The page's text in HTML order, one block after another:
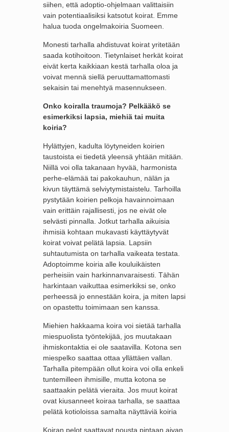
siihen, että adoptio-ohjelmaan valittaisiin
vain potentiaalisiksi katsotut koirat. Emme
halua tuoda ongelmakoiria Suomeen.
Monesti tarhalla ahdistuvat koirat yritetään
saada kotihoitoon. Tietynlaiset herkät koirat
eivät kerta kaikkiaan kestä tarhalla oloa ja
voivat mennä siellä peruuttamattomasti
sekaisin tai menehtyä masennukseen.
Onko koiralla traumoja? Pelkääkö se
esimerkiksi lapsia, miehiä tai muita
koiria?
Hylättyjen, kadulta löytyneiden koirien
taustoista ei tiedetä yleensä yhtään mitään.
Niillä voi olla takanaan hyvää, harmonista
perhe-elämää tai pakokauhun, nälän ja
kivun täyttämä selviytymistaistelu. Tarhoilla
pystytään koirien pelkoja havainnoimaan
vain erittäin rajallisesti, jos ne eivät ole
selvästi pinnalla. Jotkut tarhalla aikuisia
ihmisiä kohtaan mukavasti käyttäytyvät
koirat voivat pelätä lapsia. Lapsiin
suhtautumista on tarhalla vaikeata testata.
Adoptoimme koiria alle kouluikäisten
perheisiin vain harkinnanvaraisesti. Tähän
harkintaan vaikuttaa esimerkiksi se, onko
perheessä jo ennestään koira, ja miten lapsi
on opastettu toimimaan sen kanssa.
Miehien hakkaama koira voi sietää tarhalla
miespuolista työntekijää, jos muutakaan
ihmiskontaktia ei ole saatavilla. Kotona sen
miespelko saattaa ottaa yllättäen vallan.
Tarhalla pitempään ollut koira voi olla enkeli
tuntemilleen ihmisille, mutta kotona se
saattaakin pelätä vieraita. Jos muut koirat
ovat kiusanneet koiraa tarhalla, se saattaa
pelätä kotioloissa samalta näyttäviä koiria
Koiran pelot saattavat nousta pintaan aivan